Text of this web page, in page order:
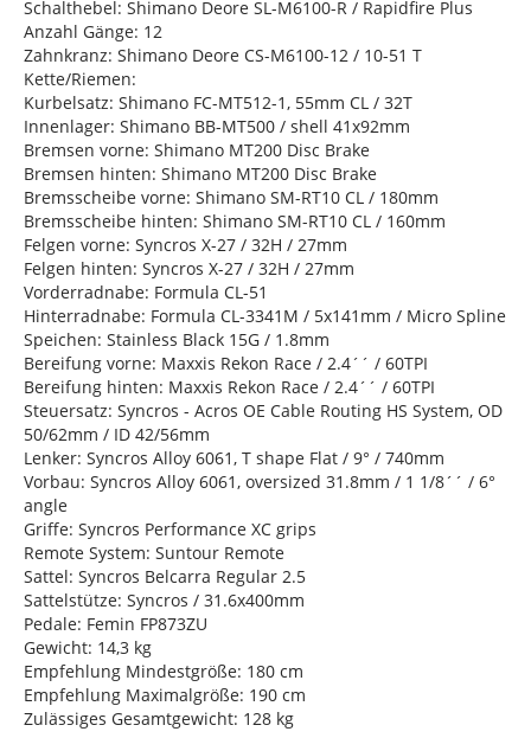
Schalthebel: Shimano Deore SL-M6100-R / Rapidfire Plus
Anzahl Gänge: 12
Zahnkranz: Shimano Deore CS-M6100-12 / 10-51 T
Kette/Riemen:
Kurbelsatz: Shimano FC-MT512-1, 55mm CL / 32T
Innenlager: Shimano BB-MT500 / shell 41x92mm
Bremsen vorne: Shimano MT200 Disc Brake
Bremsen hinten: Shimano MT200 Disc Brake
Bremsscheibe vorne: Shimano SM-RT10 CL / 180mm
Bremsscheibe hinten: Shimano SM-RT10 CL / 160mm
Felgen vorne: Syncros X-27 / 32H / 27mm
Felgen hinten: Syncros X-27 / 32H / 27mm
Vorderradnabe: Formula CL-51
Hinterradnabe: Formula CL-3341M / 5x141mm / Micro Spline
Speichen: Stainless Black 15G / 1.8mm
Bereifung vorne: Maxxis Rekon Race / 2.4´´ / 60TPI
Bereifung hinten: Maxxis Rekon Race / 2.4´´ / 60TPI
Steuersatz: Syncros - Acros OE Cable Routing HS System, OD
50/62mm / ID 42/56mm
Lenker: Syncros Alloy 6061, T shape Flat / 9° / 740mm
Vorbau: Syncros Alloy 6061, oversized 31.8mm / 1 1/8´´ / 6°
angle
Griffe: Syncros Performance XC grips
Remote System: Suntour Remote
Sattel: Syncros Belcarra Regular 2.5
Sattelstütze: Syncros / 31.6x400mm
Pedale: Femin FP873ZU
Gewicht: 14,3 kg
Empfehlung Mindestgröße: 180 cm
Empfehlung Maximalgröße: 190 cm
Zulässiges Gesamtgewicht: 128 kg